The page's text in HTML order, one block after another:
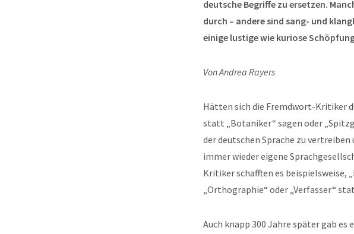
deutsche Begriffe zu ersetzen.
durch – andere sind sang- und
einige lustige wie kuriose
Von Andrea Rayers
Hätten sich die Fremdwort-Kritiker
statt „Botaniker“ sagen oder
der deutschen Sprache zu
immer wieder eigene
Kritiker schafften es beispielsweise,
„Orthographie“ oder „Verfasser“
Auch knapp 300 Jahre später gab es